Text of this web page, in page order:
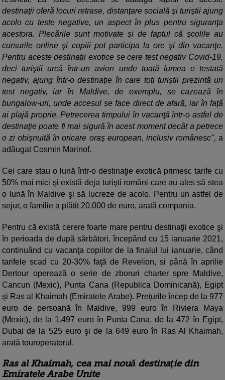
destinaţii oferă locuri retrase, distanţare socială şi turiştii ajung
acolo cu teste negative, un aspect în plus pentru siguranţa
acestora. Plecările sunt motivate şi de faptul că şcolile au
cursurile online şi copiii pot participa la ore şi din vacanţe.
Pentru aceste destinaţii exotice se cere test negativ Covid-19,
deci turiştii urcă într-un avion unde toată lumea e testată
negativ, ajung într-o destinaţie în care toţi turiştii prezintă un
test negativ, iar în Maldive, de exemplu, se cazează în
bungalow-uri, unde accesul se face direct de afară, iar în faţă
ai plajă proprie. Petrecerea timpului în vacanţă într-o astfel de
destinaţie poate fi mai sigură în acest moment decât a petrece
o zi obişnuită în oricare oraş european, inclusiv românesc", a
adăugat Cosmin Marinof.
Cei care stau o lună într-o destinaţie exotică primesc tarife cu
50% mai mici şi există deja turişti români care au ales să stea
o lună în Maldive şi să lucreze de acolo. Pentru un astfel de
sejur, o familie a plătit 20.000 de euro, arată compania.
Pentru că există cerere foarte mare pentru destinaţii exotice şi
în perioada de după sărbători, începând cu 15 ianuarie 2021,
continuând cu vacanţa copiilor de la finalul lui ianuarie, când
tarifele scad cu 20-30% faţă de Revelion, si până în aprilie
Dertour operează o serie de zboruri charter spre Maldive,
Cancun (Mexic), Punta Cana (Republica Dominicană), Egipt
şi Ras al Khaimah (Emiratele Arabe). Preţurile încep de la 977
euro de persoană în Maldive, 999 euro în Riviera Maya
(Mexic), de la 1.497 euro în Punta Cana, de la 472 în Egipt,
Dubai de la 525 euro şi de la 649 euro în Ras Al Khaimah,
arată touroperatorul.
Ras al Khaimah, cea mai nouă destinaţie din
Emiratele Arabe Unite